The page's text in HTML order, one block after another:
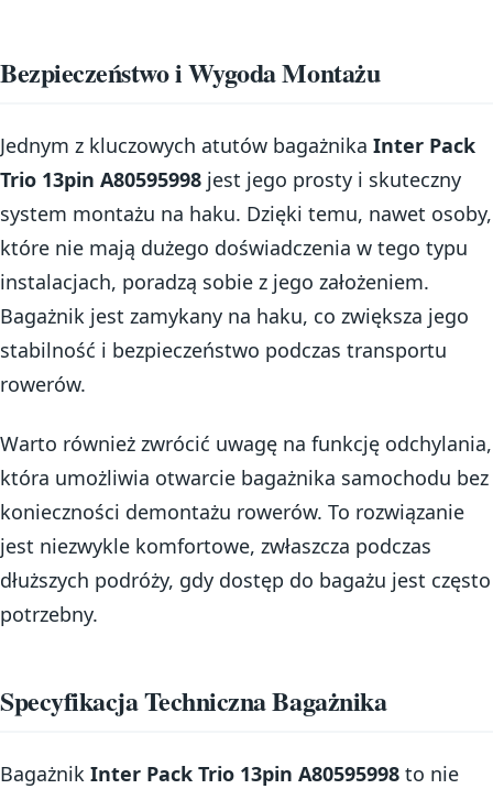
Bezpieczeństwo i Wygoda Montażu
Jednym z kluczowych atutów bagażnika Inter Pack
Trio 13pin A80595998 jest jego prosty i skuteczny
system montażu na haku. Dzięki temu, nawet osoby,
które nie mają dużego doświadczenia w tego typu
instalacjach, poradzą sobie z jego założeniem.
Bagażnik jest zamykany na haku, co zwiększa jego
stabilność i bezpieczeństwo podczas transportu
rowerów.
Warto również zwrócić uwagę na funkcję odchylania,
która umożliwia otwarcie bagażnika samochodu bez
konieczności demontażu rowerów. To rozwiązanie
jest niezwykle komfortowe, zwłaszcza podczas
dłuższych podróży, gdy dostęp do bagażu jest często
potrzebny.
Specyfikacja Techniczna Bagażnika
Bagażnik Inter Pack Trio 13pin A80595998 to nie